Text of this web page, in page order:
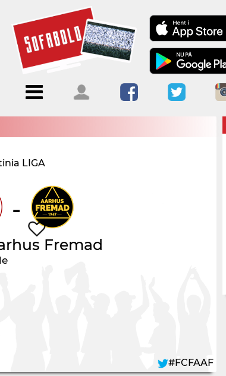
Menu
Forside Kalendere
Blogs
Om
Sofabold
Log ind
LIGA
-
Fremad
#FCFAAF